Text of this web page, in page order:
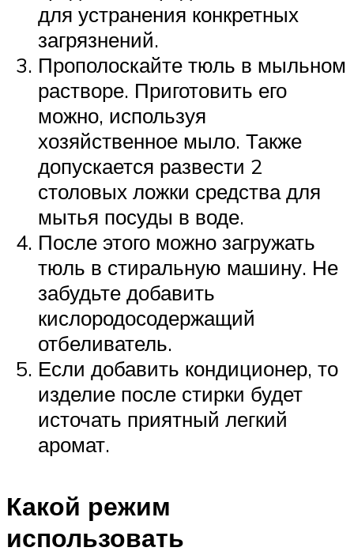
для устранения конкретных
загрязнений.
Прополоскайте тюль в мыльном
растворе. Приготовить его
можно, используя
хозяйственное мыло. Также
допускается развести 2
столовых ложки средства для
мытья посуды в воде.
После этого можно загружать
тюль в стиральную машину. Не
забудьте добавить
кислородосодержащий
отбеливатель.
Если добавить кондиционер, то
изделие после стирки будет
источать приятный легкий
аромат.
Какой режим
использовать